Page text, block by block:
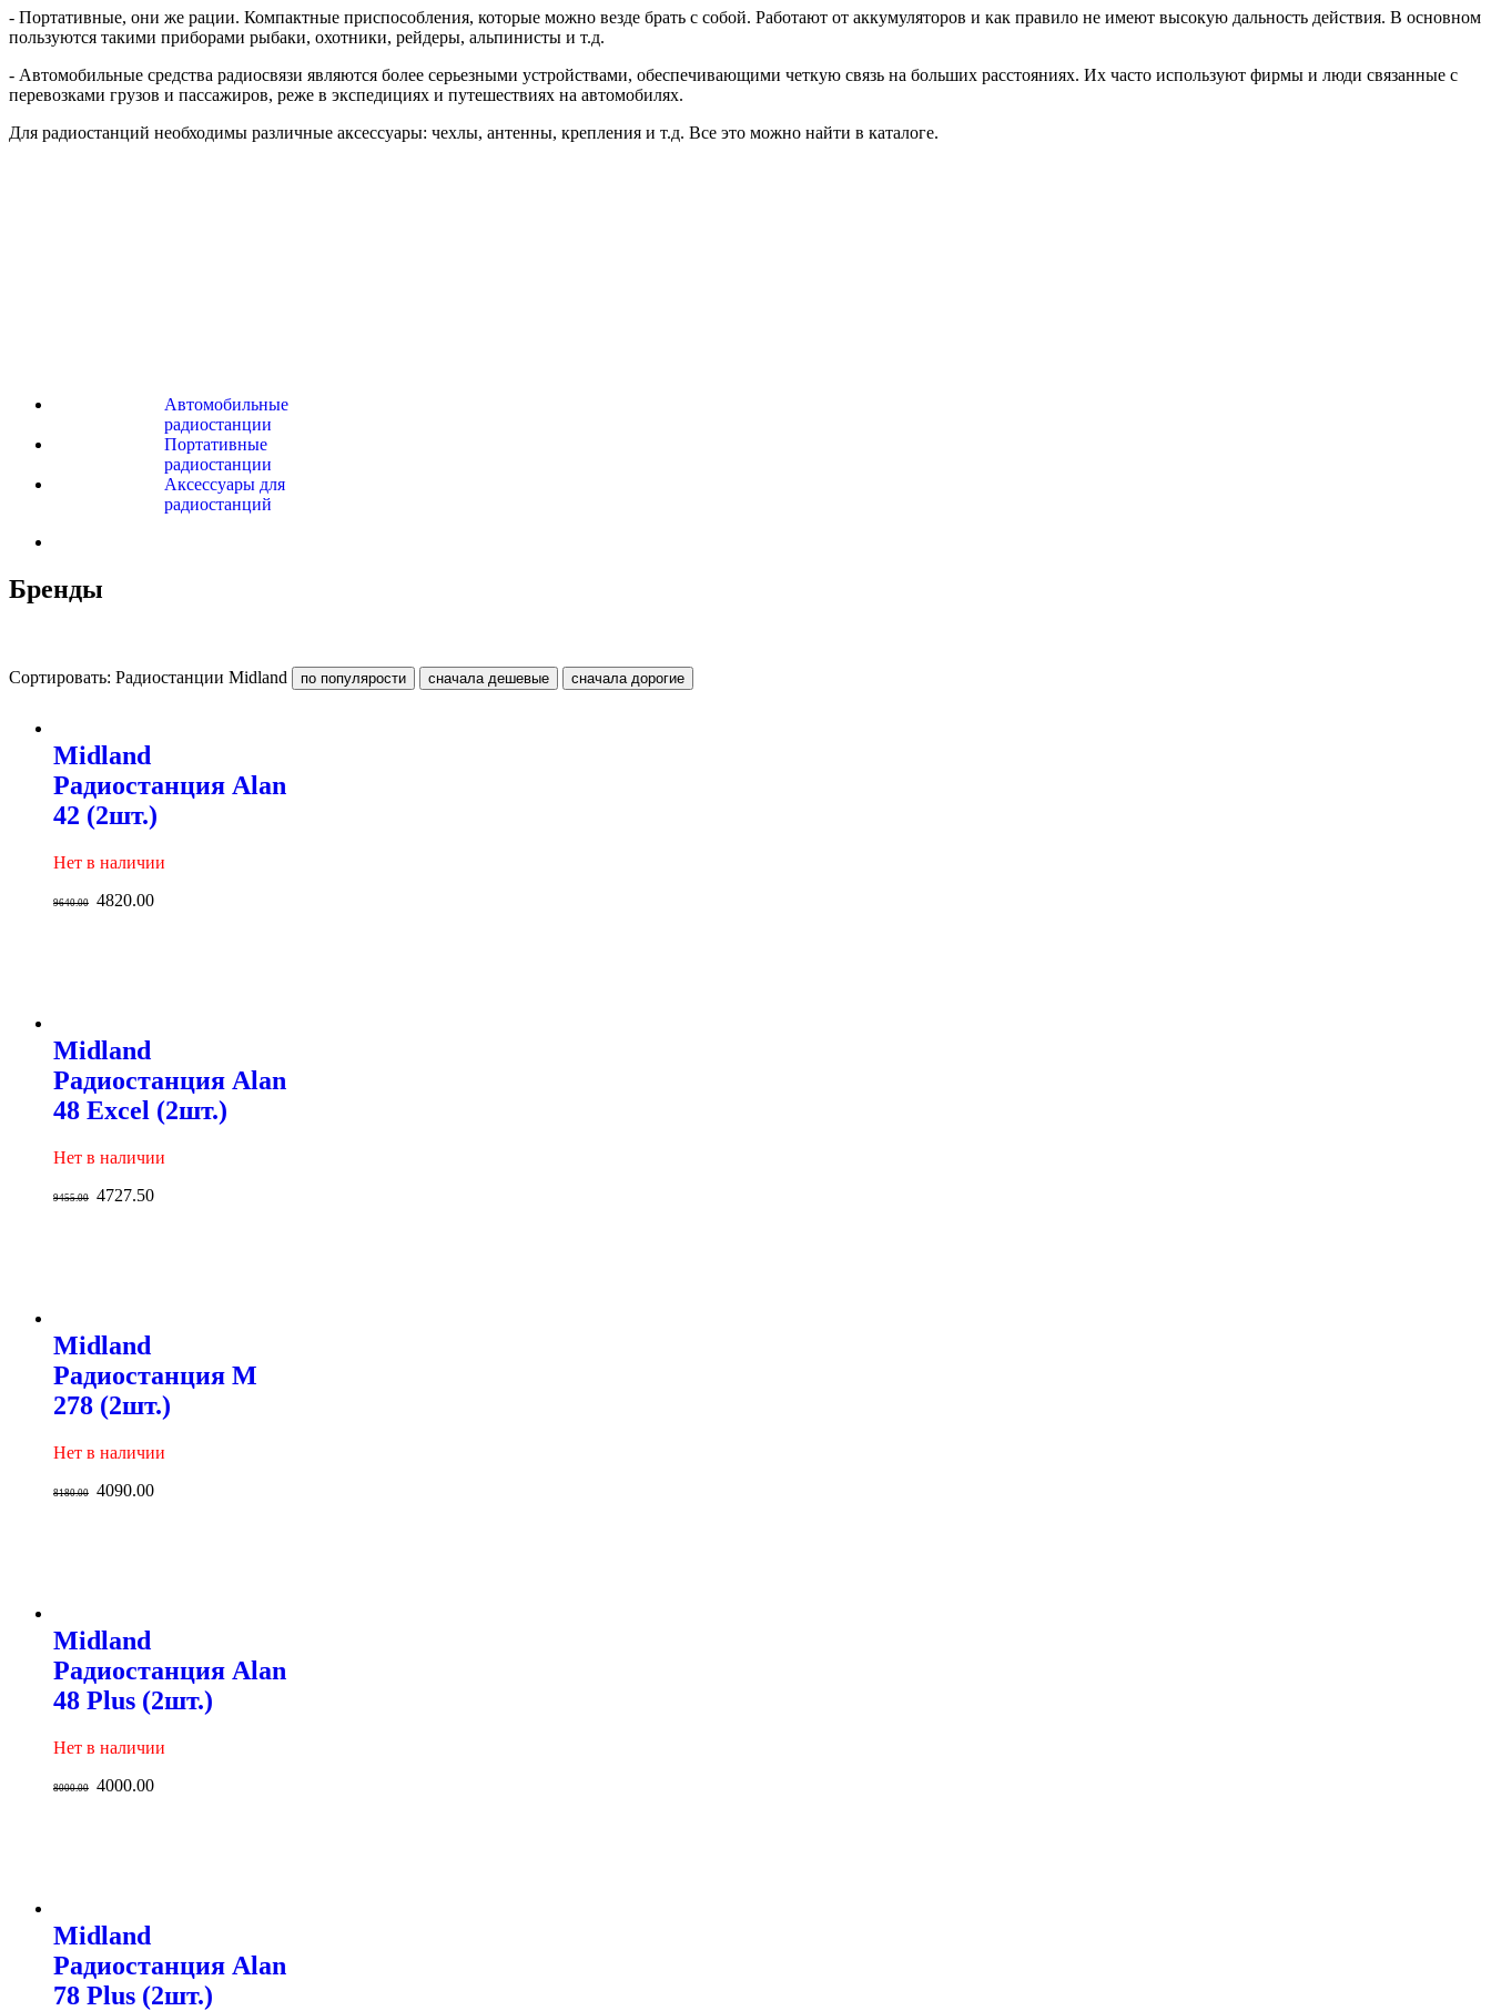
- Портативные, они же рации. Компактные приспособления, которые можно везде брать с собой. Работают от аккумуляторов и как правило не имеют высокую дальность действия. В основном
пользуются такими приборами рыбаки, охотники, рейдеры, альпинисты и т.д.
- Автомобильные средства радиосвязи являются более серьезными устройствами, обеспечивающими четкую связь на больших расстояниях. Их часто используют фирмы и люди связанные с
перевозками грузов и пассажиров, реже в экспедициях и путешествиях на автомобилях.
Для радиостанций необходимы различные аксессуары: чехлы, антенны, крепления и т.д. Все это можно найти в каталоге.
Автомобильные
радиостанции
Портативные
радиостанции
Аксессуары для
радиостанций
Бренды
Сортировать: Радиостанции Midland
Midland
Радиостанция Alan
42 (2шт.)
Нет в наличии
9640.00 4820.00
Midland
Радиостанция Alan
48 Excel (2шт.)
Нет в наличии
9455.00 4727.50
Midland
Радиостанция M
278 (2шт.)
Нет в наличии
8180.00 4090.00
Midland
Радиостанция Alan
48 Plus (2шт.)
Нет в наличии
8000.00 4000.00
Midland
Радиостанция Alan
78 Plus (2шт.)